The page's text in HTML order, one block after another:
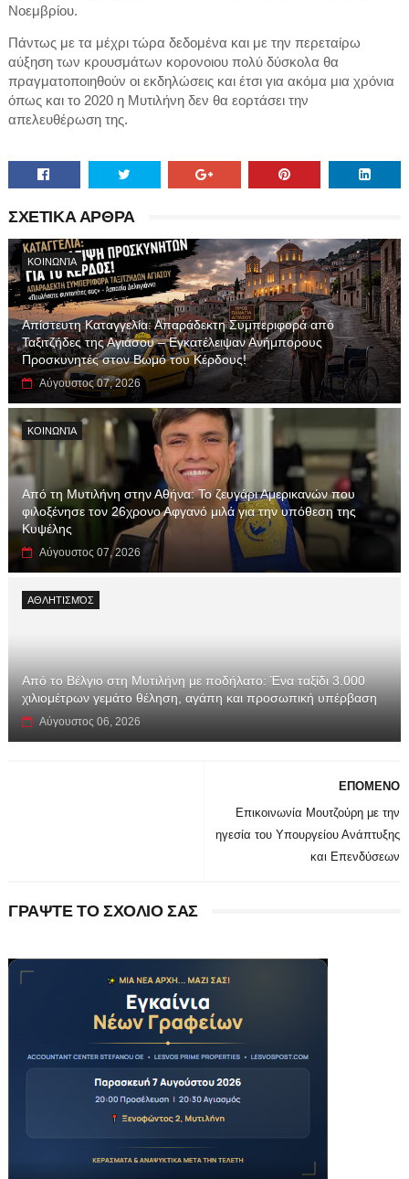
Νοεμβρίου.
Πάντως με τα μέχρι τώρα δεδομένα και με την περεταίρω
αύξηση των κρουσμάτων κορονοιου πολύ δύσκολα θα
πραγματοποιηθούν οι εκδηλώσεις και έτσι για ακόμα μια χρόνια
όπως και το 2020 η Μυτιλήνη δεν θα εορτάσει την
απελευθέρωση της.
ΣΧΕΤΙΚΑ ΑΡΘΡΑ
ΚΟΙΝΩΝΊΑ
Απίστευτη Καταγγελία: Απαράδεκτη Συμπεριφορά από
Ταξιτζήδες της Αγιάσου – Εγκατέλειψαν Ανήμπορους
Προσκυνητές στον Βωμό του Κέρδους!
Αύγουστος 07, 2026
ΚΟΙΝΩΝΊΑ
Από τη Μυτιλήνη στην Αθήνα: Το ζευγάρι Αμερικανών που
φιλοξένησε τον 26χρονο Αφγανό μιλά για την υπόθεση της
Κυψέλης
Αύγουστος 07, 2026
ΑΘΛΗΤΙΣΜΌΣ
Από το Βέλγιο στη Μυτιλήνη με ποδήλατο: Ένα ταξίδι 3.000
χιλιομέτρων γεμάτο θέληση, αγάπη και προσωπική υπέρβαση
Αύγουστος 06, 2026
ΕΠΟΜΕΝΟ
Επικοινωνία Μουτζούρη με την
ηγεσία του Υπουργείου Ανάπτυξης
και Επενδύσεων
ΓΡΑΨΤΕ ΤΟ ΣΧΟΛΙΟ ΣΑΣ